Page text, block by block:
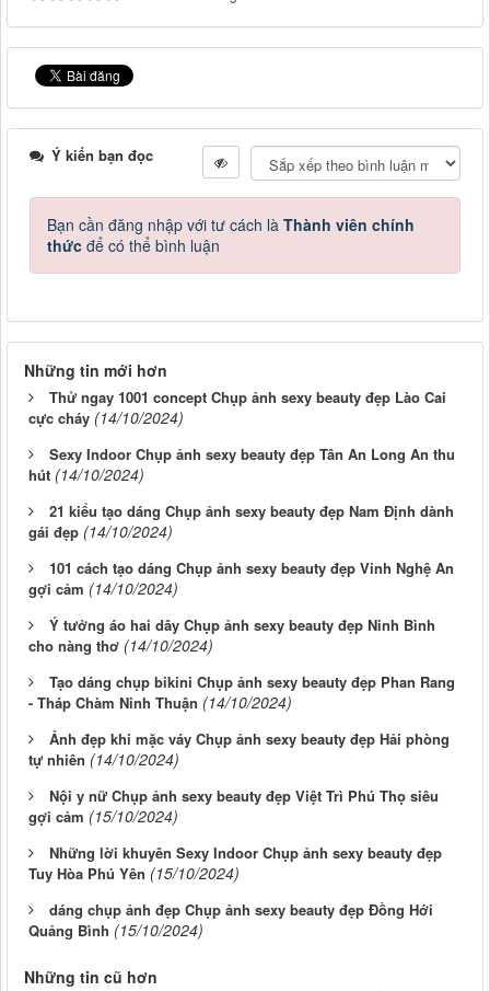
Ý kiến bạn đọc
Bạn cần đăng nhập với tư cách là Thành viên chính
thức để có thể bình luận
Những tin mới hơn
Thử ngay 1001 concept Chụp ảnh sexy beauty đẹp Lào Cai
cực cháy (14/10/2024)
Sexy Indoor Chụp ảnh sexy beauty đẹp Tân An Long An thu
hút (14/10/2024)
21 kiểu tạo dáng Chụp ảnh sexy beauty đẹp Nam Định dành
gái đẹp (14/10/2024)
101 cách tạo dáng Chụp ảnh sexy beauty đẹp Vinh Nghệ An
gợi cảm (14/10/2024)
Ý tưởng áo hai dây Chụp ảnh sexy beauty đẹp Ninh Bình
cho nàng thơ (14/10/2024)
Tạo dáng chụp bikini Chụp ảnh sexy beauty đẹp Phan Rang
- Tháp Chàm Ninh Thuận (14/10/2024)
Ảnh đẹp khi mặc váy Chụp ảnh sexy beauty đẹp Hải phòng
tự nhiên (14/10/2024)
Nội y nữ Chụp ảnh sexy beauty đẹp Việt Trì Phú Thọ siêu
gợi cảm (15/10/2024)
Những lời khuyên Sexy Indoor Chụp ảnh sexy beauty đẹp
Tuy Hòa Phú Yên (15/10/2024)
dáng chụp ảnh đẹp Chụp ảnh sexy beauty đẹp Đồng Hới
Quảng Bình (15/10/2024)
Những tin cũ hơn